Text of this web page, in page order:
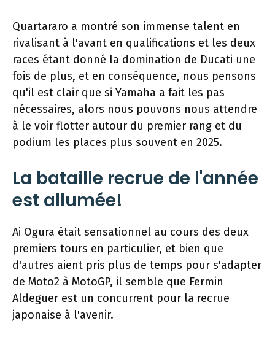
Quartararo a montré son immense talent en
rivalisant à l'avant en qualifications et les deux
races étant donné la domination de Ducati une
fois de plus, et en conséquence, nous pensons
qu'il est clair que si Yamaha a fait les pas
nécessaires, alors nous pouvons nous attendre
à le voir flotter autour du premier rang et du
podium les places plus souvent en 2025.
La bataille recrue de l'année
est allumée!
Ai Ogura était sensationnel au cours des deux
premiers tours en particulier, et bien que
d'autres aient pris plus de temps pour s'adapter
de Moto2 à MotoGP, il semble que Fermin
Aldeguer est un concurrent pour la recrue
japonaise à l'avenir.